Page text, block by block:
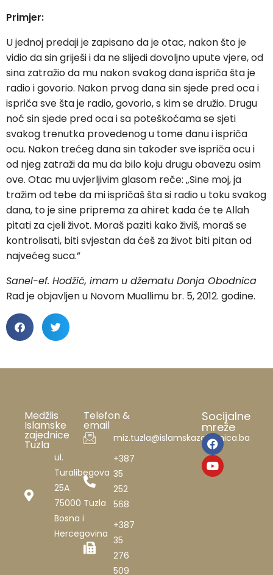
Primjer:
U jednoj predaji je zapisano da je otac, nakon što je
vidio da sin griješi i da ne slijedi dovoljno upute vjere, od
sina zatražio da mu nakon svakog dana ispriča šta je
radio i govorio. Nakon prvog dana sin sjede pred oca i
ispriča sve šta je radio, govorio, s kim se družio. Drugu
noć sin sjede pred oca i sa poteškoćama se sjeti
svakog trenutka provedenog u tome danu i ispriča
ocu. Nakon trećeg dana sin također sve ispriča ocu i
od njeg zatraži da mu da bilo koju drugu obavezu osim
ove. Otac mu uvjerljivim glasom reče: „Sine moj, ja
tražim od tebe da mi ispričaš šta si radio u toku svakog
dana, to je sine priprema za ahiret kada će te Allah
pitati za cjeli život. Moraš paziti kako živiš, moraš se
kontrolisati, biti svjestan da ćeš za život biti pitan od
najvećeg suca.”
Sanel-ef. Hodžić, imam u džematu Donja Obodnica
Rad je objavljen u Novom Muallimu br. 5, 2012. godine.
Medžlis
Islamske
zajednice
Tuzla
ul.
Turalibegova
25A
75000 Tuzla
Bosna i
Hercegovina
Telefon &
email
miz.tuzla@islamskazajednica.ba
+387
35
252
568
+387
35
276
509
Socijalne
mreže